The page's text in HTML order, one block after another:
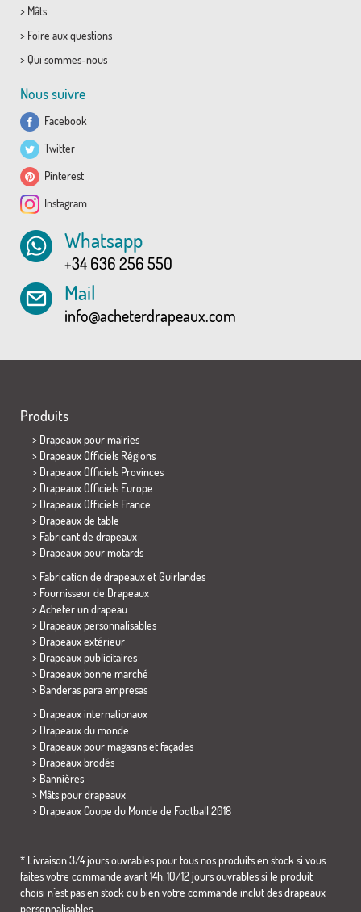
> Mâts
> Foire aux questions
> Qui sommes-nous
Nous suivre
Facebook
Twitter
Pinterest
Instagram
Whatsapp
+34 636 256 550
Mail
info@acheterdrapeaux.com
Produits
> Drapeaux pour mairies
> Drapeaux Officiels Régions
> Drapeaux Officiels Provinces
> Drapeaux Officiels Europe
> Drapeaux Officiels France
> Drapeaux de table
> Fabricant de drapeaux
> Drapeaux pour motards
> Fabrication de drapeaux et Guirlandes
> Fournisseur de Drapeaux
> Acheter un drapeau
> Drapeaux personnalisables
> Drapeaux extérieur
> Drapeaux publicitaires
> Drapeaux bonne marché
> Banderas para empresas
> Drapeaux internationaux
> Drapeaux du monde
> Drapeaux pour magasins et façades
> Drapeaux brodés
> Bannières
> Mâts pour drapeaux
> Drapeaux Coupe du Monde de Football 2018
* Livraison 3/4 jours ouvrables pour tous nos produits en stock si vous
faites votre commande avant 14h. 10/12 jours ouvrables si le produit
choisi n´est pas en stock ou bien votre commande inclut des drapeaux
personnalisables.